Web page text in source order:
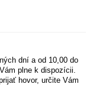
dní a od 10,00 do
plne k dispozícii.
hovor, určite Vám